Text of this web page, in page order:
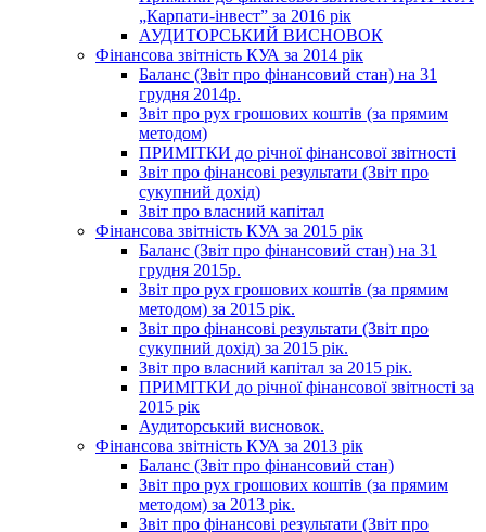
„Карпати-інвест” за 2016 рік
АУДИТОРСЬКИЙ ВИСНОВОК
Фінансова звітність КУА за 2014 рік
Баланс (Звіт про фінансовий стан) на 31
грудня 2014р.
Звіт про рух грошових коштів (за прямим
методом)
ПРИМІТКИ до річної фінансової звітності
Звіт про фінансові результати (Звіт про
сукупний дохід)
Звіт про власний капітал
Фінансова звітність КУА за 2015 рік
Баланс (Звіт про фінансовий стан) на 31
грудня 2015р.
Звіт про рух грошових коштів (за прямим
методом) за 2015 рік.
Звіт про фінансові результати (Звіт про
сукупний дохід) за 2015 рік.
Звіт про власний капітал за 2015 рік.
ПРИМІТКИ до річної фінансової звітності за
2015 рік
Аудиторський висновок.
Фінансова звітність КУА за 2013 рік
Баланс (Звіт про фінансовий стан)
Звіт про рух грошових коштів (за прямим
методом) за 2013 рік.
Звіт про фінансові результати (Звіт про